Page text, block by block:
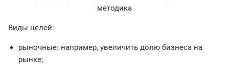
Виды целей:
рыночные: например, увеличить долю бизнеса на
рынке;